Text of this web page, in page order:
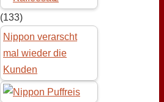
(133)
Nippon verarscht
mal wieder die
Kunden